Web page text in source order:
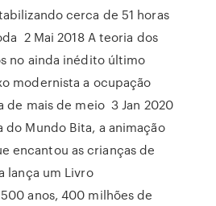
cerca de 51 horas
2 Mai 2018 A teoria dos
no ainda inédito último
modernista a ocupação
de mais de meio 3 Jan 2020
do Mundo Bita, a animação
encantou as crianças de
lança um Livro
anos, 400 milhões de